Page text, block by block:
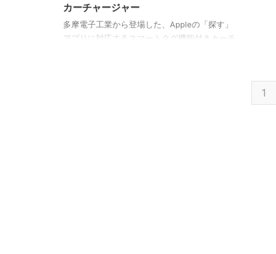
カーチャージャー
多摩電子工業から登場した、Appleの「探す」
アプリに対応するスマートタグ機能付きカーチ
1